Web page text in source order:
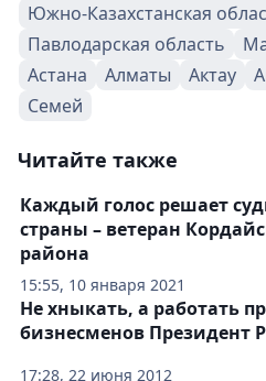
Южно-Казахстанская
Павлодарская область
Астана
Алматы Актау
Семей
Читайте также
15:55, 10 января 2021
Каждый голос решает
страны – ветеран
района
17:28, 22 июня 2012
Не хныкать, а работать
бизнесменов Президент